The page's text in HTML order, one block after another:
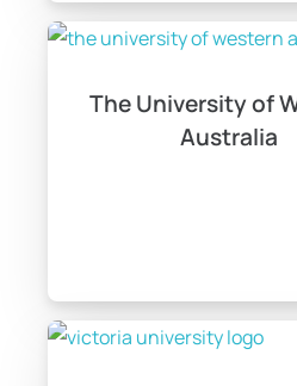
The University of
Australia